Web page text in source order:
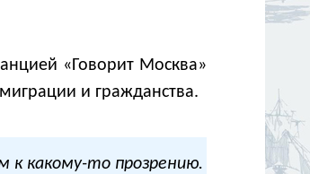
«Говорит Москва»
и гражданства.
к какому-то прозрению.